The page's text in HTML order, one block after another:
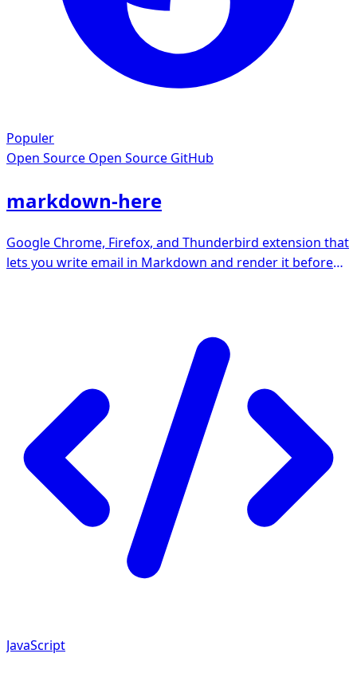
Populer
Open Source Open Source GitHub
markdown-here
Google Chrome, Firefox, and Thunderbird extension that
lets you write email in Markdown and render it before
JavaScript